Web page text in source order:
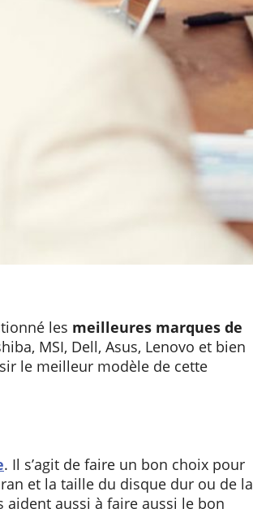
les meilleures marques de
MSI, Dell, Asus, Lenovo et bien
le meilleur modèle de cette
. Il s’agit de faire un bon choix pour
et la taille du disque dur ou de la
aident aussi à faire aussi le bon